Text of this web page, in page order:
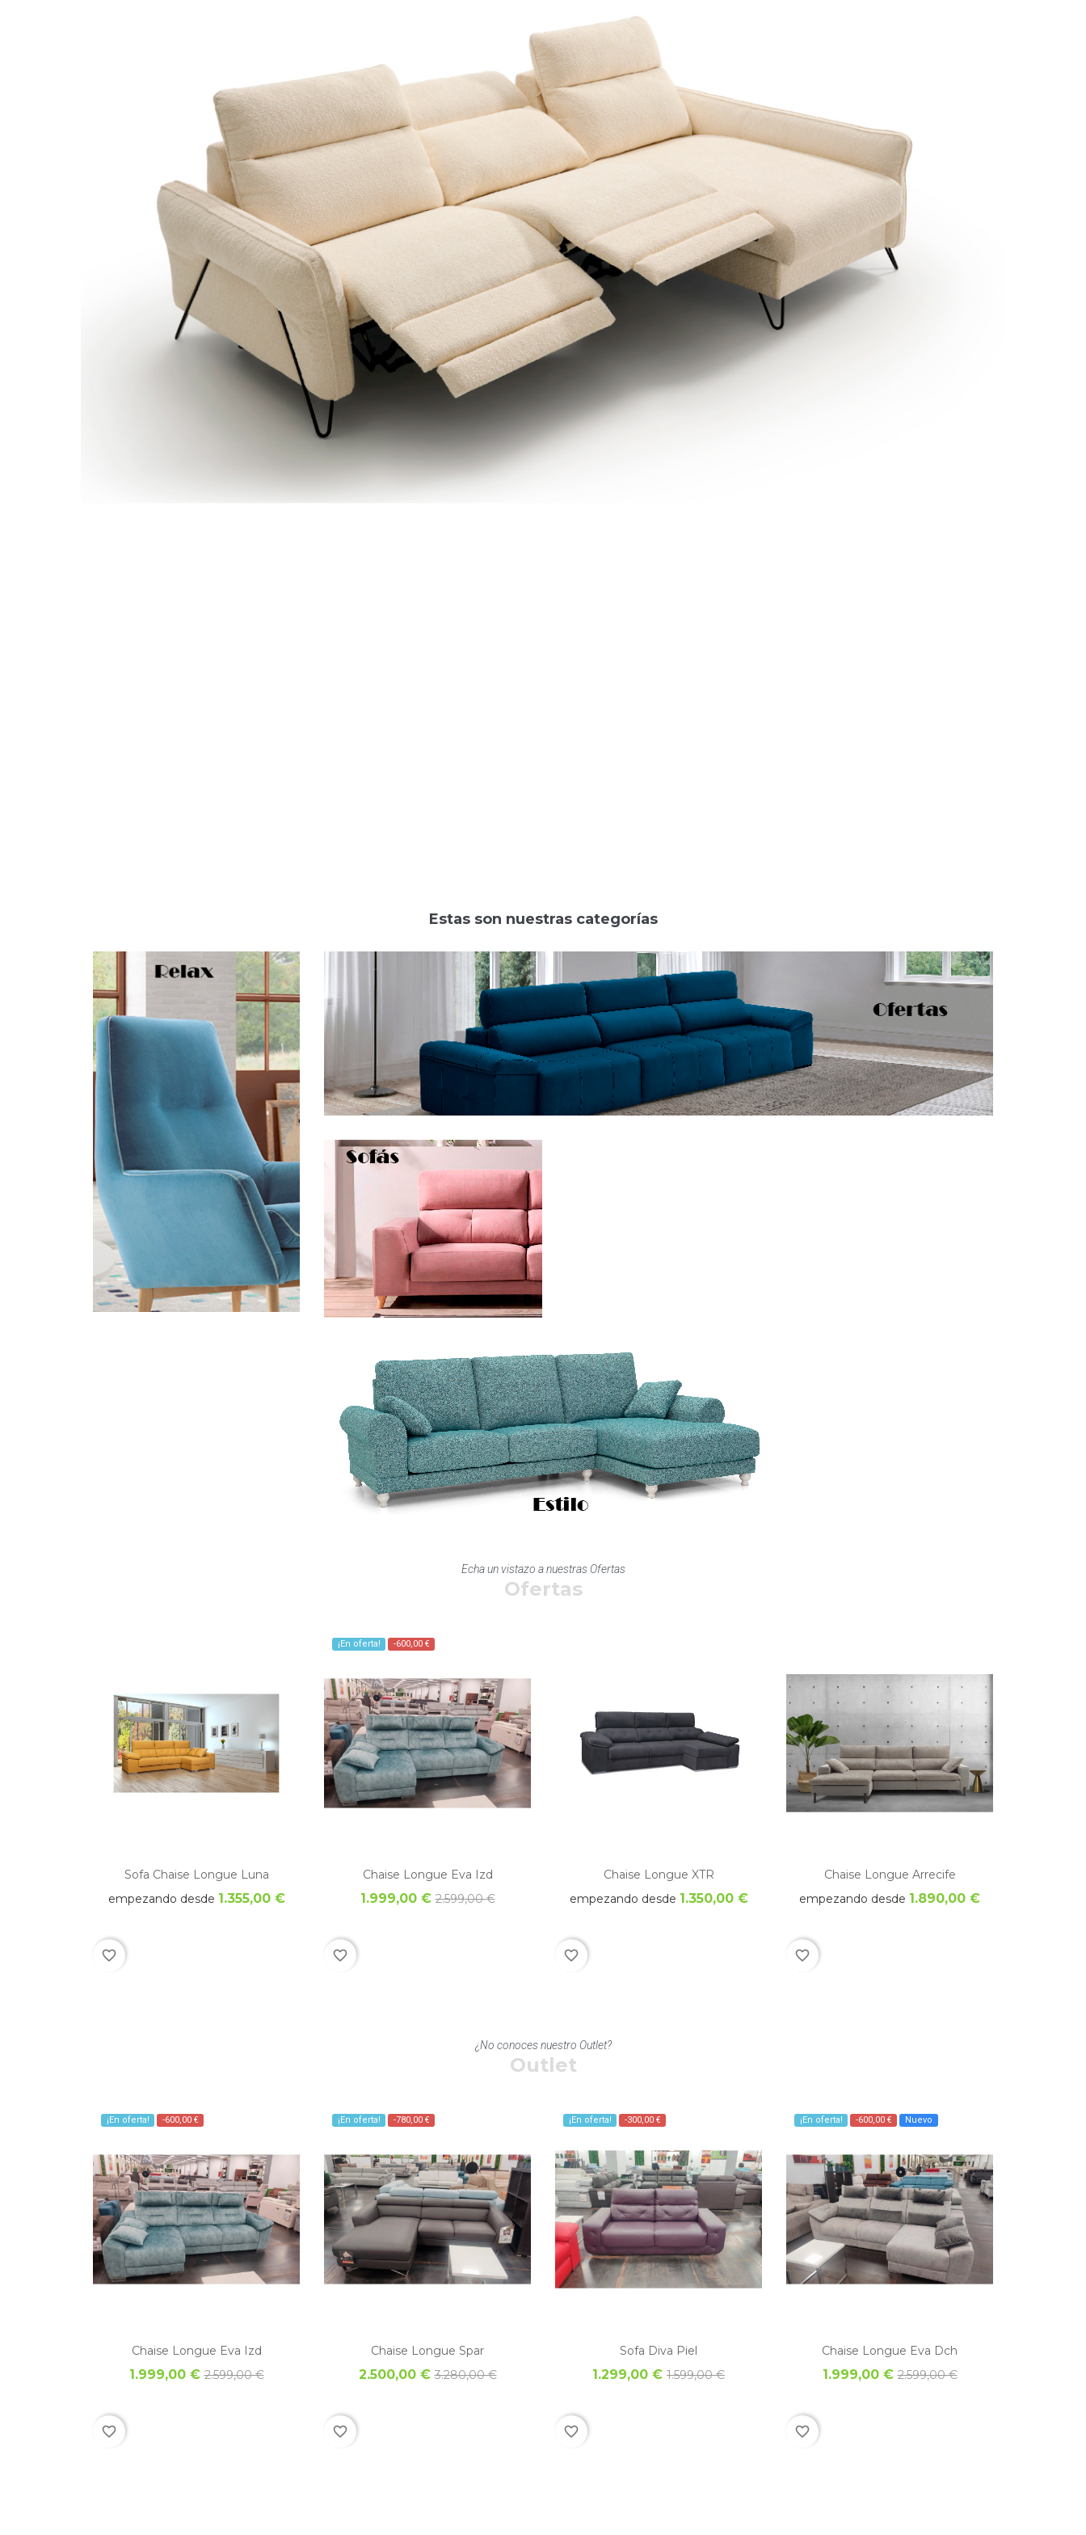
Estas son nuestras categorías
Echa un vistazo a nuestras Ofertas
Ofertas
Vista rápida
Sofa Chaise Longue Luna
empezando desde 1.355,00 €
favorite_border
Vista rápida
¡En oferta! -600,00 €
Chaise Longue Eva Izd
1.999,00 € 2.599,00 €
favorite_border
Chaise Longue XTR
empezando desde 1.350,00 €
favorite_border
Chaise Longue Arrecife
empezando desde 1.890,00 €
favorite_border
¿No conoces nuestro Outlet?
Outlet
Vista rápida
¡En oferta! -600,00 €
Chaise Longue Eva Izd
1.999,00 € 2.599,00 €
favorite_border
Vista rápida
¡En oferta! -780,00 €
Chaise Longue Spar
2.500,00 € 3.280,00 €
favorite_border
¡En oferta! -300,00 €
Sofa Diva Piel
1.299,00 € 1.599,00 €
favorite_border
¡En oferta! -600,00 € Nuevo
Chaise Longue Eva Dch
1.999,00 € 2.599,00 €
favorite_border